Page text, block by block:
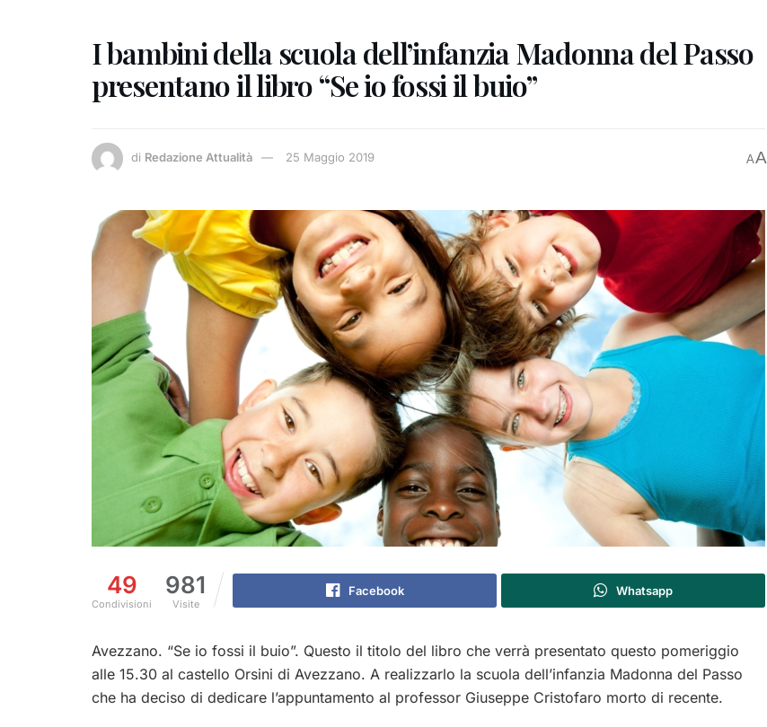
I bambini della scuola dell’infanzia Madonna del Passo
presentano il libro “Se io fossi il buio”
di Redazione Attualità 25 Maggio 2019 AA
49
Condivisioni
981
Visite
Facebook Whatsapp
Avezzano. “Se io fossi il buio”. Questo il titolo del libro che verrà presentato questo pomeriggio
alle 15.30 al castello Orsini di Avezzano. A realizzarlo la scuola dell’infanzia Madonna del Passo
che ha deciso di dedicare l’appuntamento al professor Giuseppe Cristofaro morto di recente.